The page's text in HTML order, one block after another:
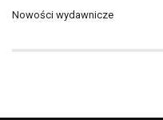
Nowości wydawnicze